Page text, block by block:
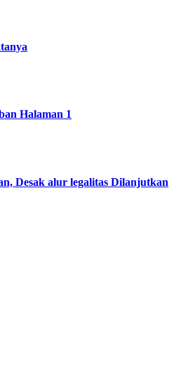
Halaman 1
Desak alur legalitas Dilanjutkan